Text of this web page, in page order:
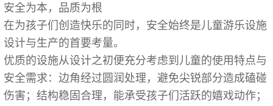
安全为本，品质为根
在为孩子们创造快乐的同时，安全始终是儿童游乐设施
设计与生产的首要考量。
优质的设施从设计之初便充分考虑到儿童的使用特点与
安全需求：边角经过圆润处理，避免尖锐部分造成磕碰
伤害；结构稳固合理，能承受孩子们活跃的嬉戏动作；